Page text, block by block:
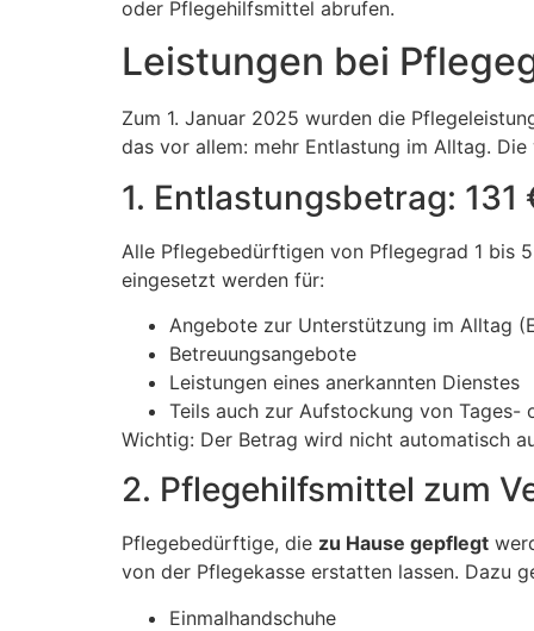
oder Pflegehilfsmittel abrufen.
Leistungen bei
Zum 1. Januar 2025 wurden die
das vor allem: mehr Entlastung im Alltag.
1. Entlastungsbetrag:
Alle Pflegebedürftigen von Pflegegrad 1 bis
eingesetzt werden für:
Angebote zur Unterstützung im Alltag
Betreuungsangebote
Leistungen eines anerkannten Dienstes
Teils auch zur Aufstockung von Tages-
Wichtig: Der Betrag wird nicht automatisch
2. Pflegehilfsmittel zum
Pflegebedürftige, die zu Hause gepflegt
von der Pflegekasse erstatten lassen. Dazu
Einmalhandschuhe